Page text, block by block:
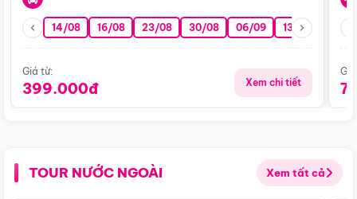
14/08 16/08 23/08 30/08 06/09 13/09 20/09
Giá từ:
399.000đ Xem chi tiết
TOUR NƯỚC NGOÀI Xem tất cả
Điểm nổi bật